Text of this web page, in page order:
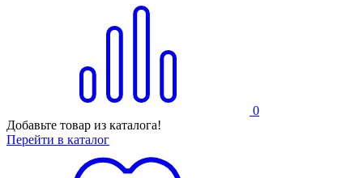
0
Добавьте товар из каталога!
Перейти в каталог